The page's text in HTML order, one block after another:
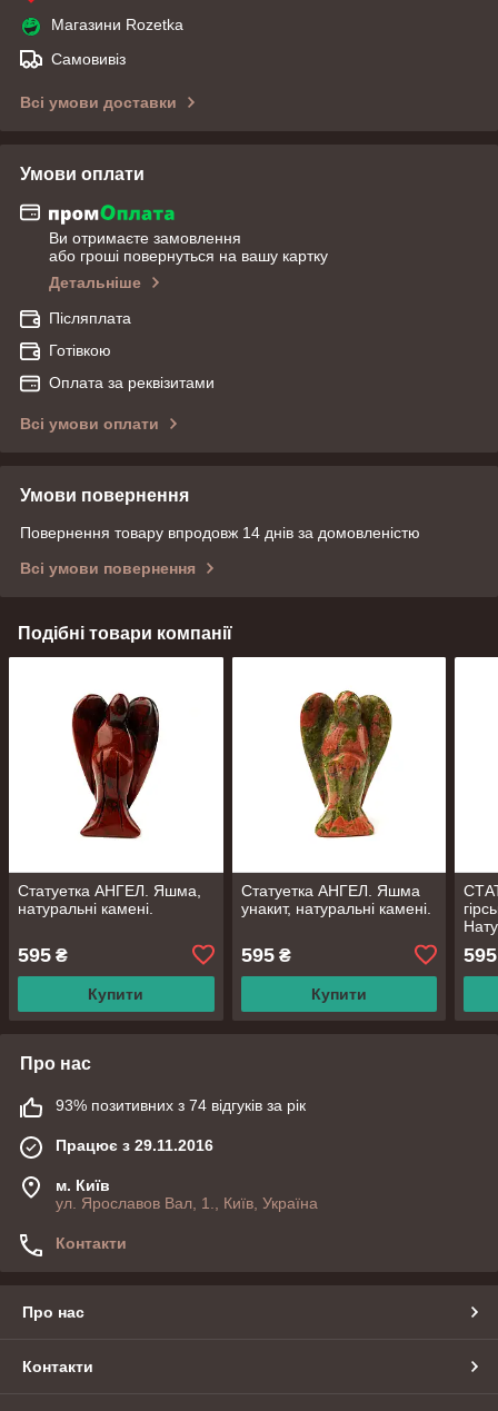
Магазини Rozetka
Самовивіз
Всі умови доставки
Умови оплати
Ви отримаєте замовлення
або гроші повернуться на вашу картку
Детальніше
Післяплата
Готівкою
Оплата за реквізитами
Всі умови оплати
Умови повернення
Повернення товару впродовж 14 днів за домовленістю
Всі умови повернення
Подібні товари компанії
Статуетка АНГЕЛ. Яшма,
натуральні камені.
595 ₴
Купити
Статуетка АНГЕЛ. Яшма
унакит, натуральні камені.
595₴
Купити
595
Про нас
93% позитивних з 74 відгуків за рік
Працює з 29.11.2016
м. Київ
ул. Ярославов Вал, 1., Київ, Україна
Контакти
Про нас
Контакти